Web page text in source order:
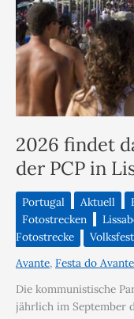
2026 findet
der PCP in
Portugal Aktuell
Fotostrecken
Fotostrecke
Avante, Festa do Avante
Die kommunistische
jährlich im September